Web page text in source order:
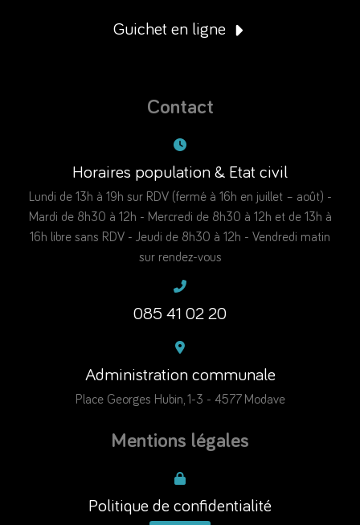
Guichet en ligne
Contact
Horaires population & Etat civil
Lundi de 13h à 19h sur RDV (fermé à 16h en juillet – août) -
Mardi de 8h30 à 12h - Mercredi de 8h30 à 12h et de 13h à
16h libre sans RDV - Jeudi de 8h30 à 12h - Vendredi matin
sur rendez-vous
085 41 02 20
Administration communale
Place Georges Hubin, 1-3 - 4577 Modave
Mentions légales
Politique de confidentialité